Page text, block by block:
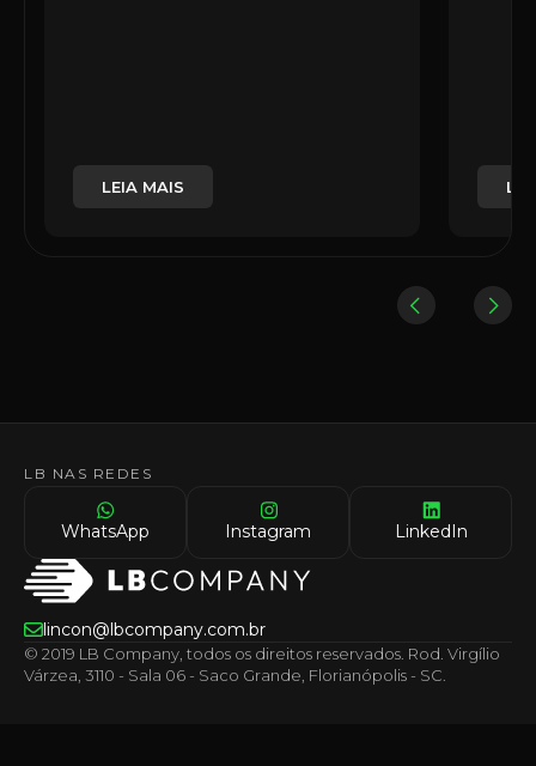
LEIA MAIS
lincon@lbcompany.com.br
© 2019 LB Company, todos os direitos reservados. Rod. Virgílio
Várzea, 3110 - Sala 06 - Saco Grande, Florianópolis - SC.
LB NAS REDES
WhatsApp Instagram LinkedIn